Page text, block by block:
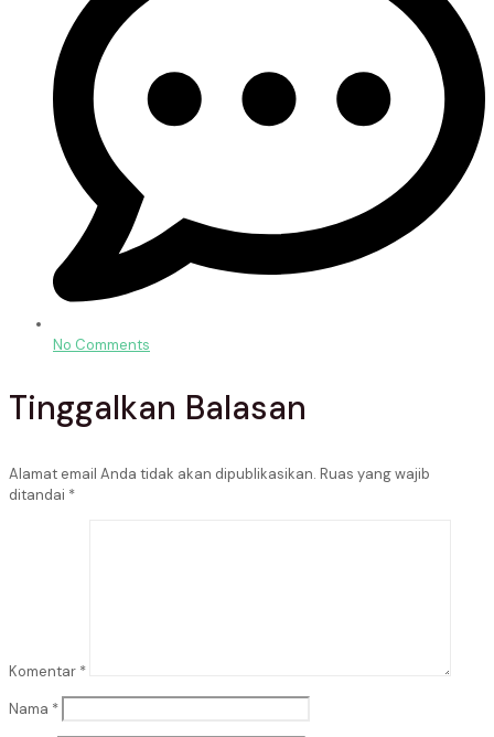
No Comments
Tinggalkan Balasan
Alamat email Anda tidak akan dipublikasikan. Ruas yang wajib
ditandai *
Komentar *
Nama *